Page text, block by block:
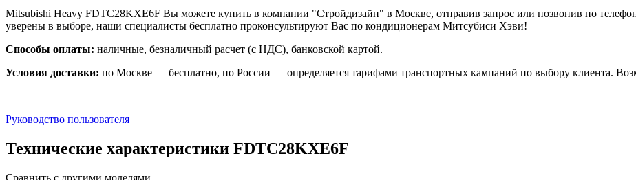
Mitsubishi Heavy FDTC28KXE6F Вы можете купить в компании "Стройдизайн" в Москве, отправив запрос или позвонив по
уверены в выборе, наши специалисты бесплатно проконсультируют Вас по кондиционерам Митсубиси Хэви!
Способы оплаты: наличные, безналичный расчет (с НДС), банковской картой.
Условия доставки: по Москве — бесплатно, по России — определяется тарифами транспортных кампаний по выбору клиента.
Руководство пользователя
Технические характеристики FDTC28KXE6F
Сравнить с другими моделями